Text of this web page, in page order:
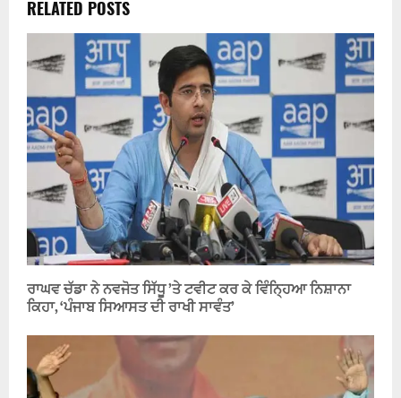
RELATED POSTS
ਰਾਘਵ ਚੱਡਾ ਨੇ ਨਵਜੋਤ ਸਿੱਧੂ ’ਤੇ ਟਵੀਟ ਕਰ ਕੇ ਵਿੰਨਿ੍ਹਆ ਨਿਸ਼ਾਨਾ
ਕਿਹਾ, ‘ਪੰਜਾਬ ਸਿਆਸਤ ਦੀ ਰਾਖੀ ਸਾਵੰਤ’